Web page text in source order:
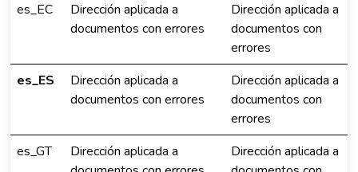
es_EC
Dirección aplicada a
documentos con errores
Dirección aplicada a
documentos con
errores
es_ES
Dirección aplicada a
documentos con errores
Dirección aplicada a
documentos con
errores
es_GT
Dirección aplicada a
Dirección aplicada a